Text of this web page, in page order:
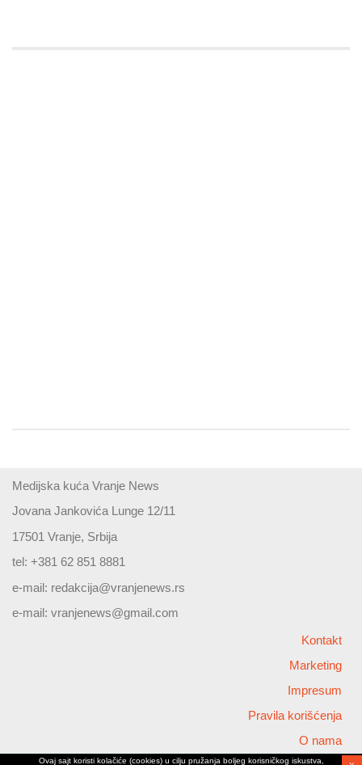
Medijska kuća Vranje News
Jovana Jankovića Lunge 12/11
17501 Vranje, Srbija
tel: +381 62 851 8881
e-mail: redakcija@vranjenews.rs
e-mail: vranjenews@gmail.com
Kontakt
Marketing
Impresum
Pravila korišćenja
O nama
Ovaj sajt koristi kolačiće (cookies) u cilju pružanja boljeg korisničkog iskustva,